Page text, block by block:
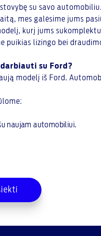
su savo automobiliu.
mes galėsime jums
kurį jums
puikias lizingo bei
su Ford?
modelį iš Ford.
naujam automobiliui.